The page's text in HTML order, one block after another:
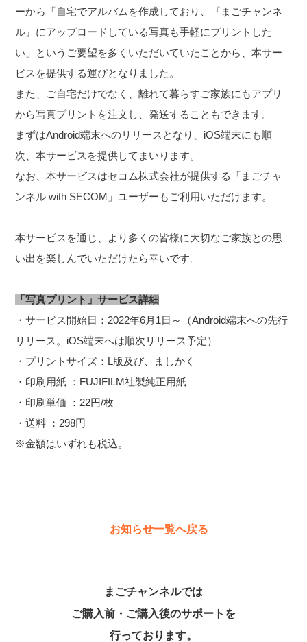
ーから「自宅でアルバムを作成しており、『まごチャンネ
ル』にアップロードしている写真も手軽にプリントした
い」というご要望を多くいただいていたことから、本サー
ビスを提供する運びとなりました。
また、ご自宅だけでなく、離れて暮らすご家族にもアプリ
から写真プリントを注文し、発送することもできます。
まずはAndroid端末へのリリースとなり、iOS端末にも順
次、本サービスを提供してまいります。
なお、本サービスはセコム株式会社が提供する「まごチャ
ンネル with SECOM」ユーザーもご利用いただけます。
本サービスを通じ、より多くの皆様に大切なご家族との思
い出を楽しんでいただけたら幸いです。
「写真プリント」サービス詳細
・サービス開始日：2022年6月1日～（Android端末への先行
リリース。iOS端末へは順次リリース予定）
・プリントサイズ：L版及び、ましかく
・印刷用紙 ：FUJIFILM社製純正用紙
・印刷単価 ：22円/枚
・送料 ：298円
※金額はいずれも税込。
お知らせ一覧へ戻る
まごチャンネルでは
ご購入前・ご購入後のサポートを
行っております。